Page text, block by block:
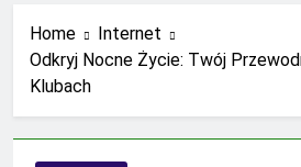
Home
Internet
Odkryj Nocne Życie: Twój
Klubach